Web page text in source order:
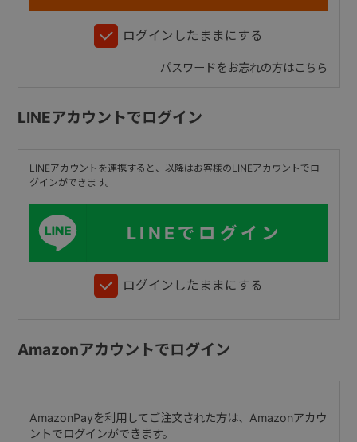
ログインしたままにする
パスワードをお忘れの方はこちら
LINEアカウントでログイン
LINEアカウントを連携すると、以降はお客様のLINEアカウントでロ
グインができます。
LINEでログイン
ログインしたままにする
Amazonアカウントでログイン
AmazonPayを利用してご注文された方は、Amazonアカウ
ントでログインができます。